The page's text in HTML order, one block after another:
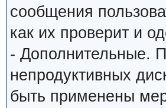
сообщения
как их проверит и
- Дополнительные.
непродуктивных
быть применены